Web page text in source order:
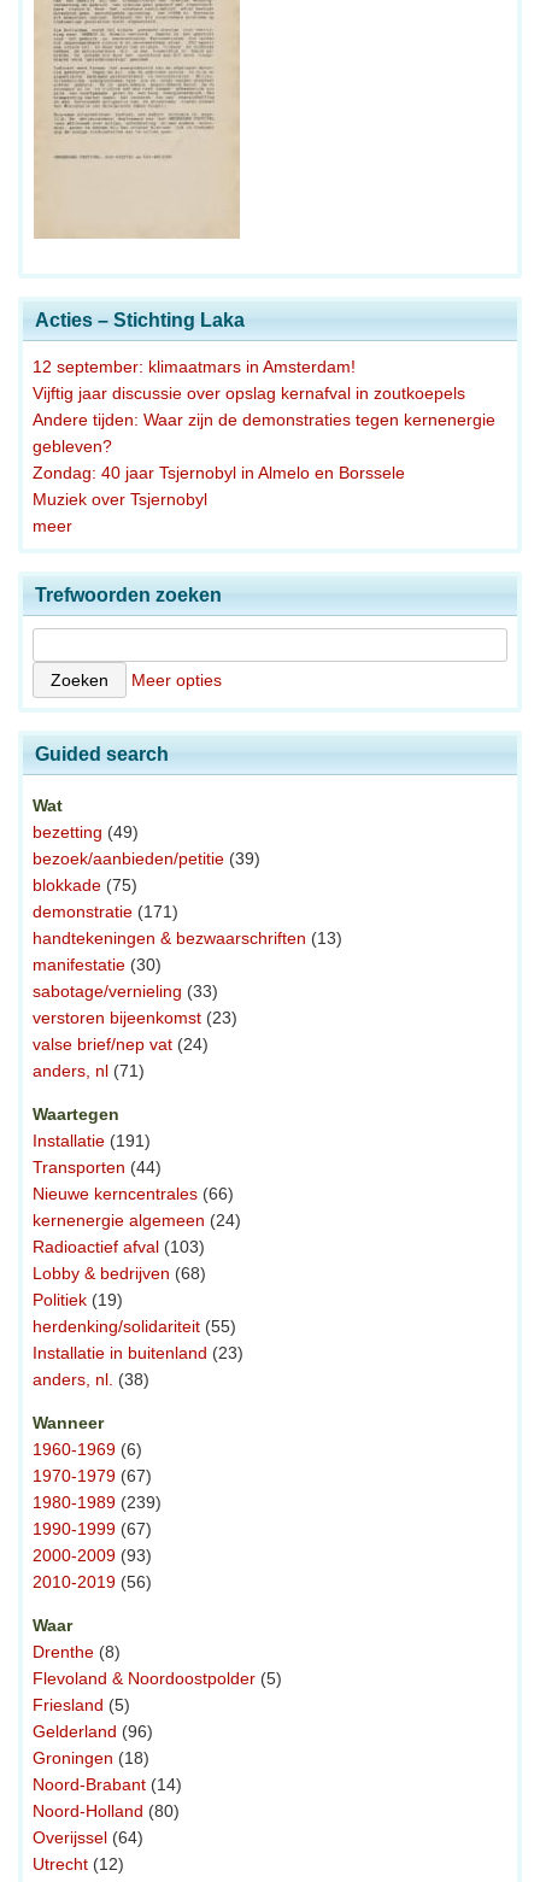
Acties – Stichting Laka
12 september: klimaatmars in Amsterdam!
Vijftig jaar discussie over opslag kernafval in zoutkoepels
Andere tijden: Waar zijn de demonstraties tegen kernenergie
gebleven?
Zondag: 40 jaar Tsjernobyl in Almelo en Borssele
Muziek over Tsjernobyl
meer
Trefwoorden zoeken
Meer opties
Guided search
Wat
bezetting (49)
bezoek/aanbieden/petitie (39)
blokkade (75)
demonstratie (171)
handtekeningen & bezwaarschriften (13)
manifestatie (30)
sabotage/vernieling (33)
verstoren bijeenkomst (23)
valse brief/nep vat (24)
anders, nl (71)
Waartegen
Installatie (191)
Transporten (44)
Nieuwe kerncentrales (66)
kernenergie algemeen (24)
Radioactief afval (103)
Lobby & bedrijven (68)
Politiek (19)
herdenking/solidariteit (55)
Installatie in buitenland (23)
anders, nl. (38)
Wanneer
1960-1969 (6)
1970-1979 (67)
1980-1989 (239)
1990-1999 (67)
2000-2009 (93)
2010-2019 (56)
Waar
Drenthe (8)
Flevoland & Noordoostpolder (5)
Friesland (5)
Gelderland (96)
Groningen (18)
Noord-Brabant (14)
Noord-Holland (80)
Overijssel (64)
Utrecht (12)